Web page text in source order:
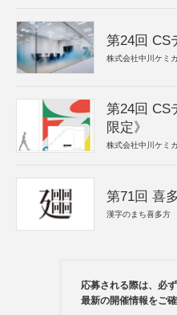
第24回 CS
株式会社中川ケミ
第24回 CS
限定》
株式会社中川ケミ
第71回 喜
漢字のまち喜多方
応募される際は、必
最新の開催情報をご確